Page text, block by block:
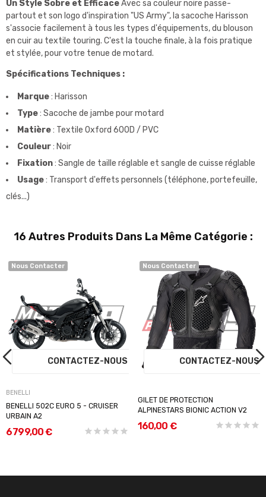
Un Style Sobre et EfficaceAvec sa couleur noire passe-
partout et son logo d'inspiration "US Army", la sacoche Harisson
s'associe facilement à tous les types d'équipements, du blouson
en cuir au textile touring. C'est la touche finale, à la fois pratique
et stylée, pour votre tenue de motard.
Spécifications Techniques :
Marque: Harisson
Type: Sacoche de jambe pour motard
Matière: Textile Oxford 600D / PVC
Couleur: Noir
Fixation: Sangle de taille réglable et sangle de cuisse réglable
Usage: Transport d'effets personnels (téléphone, portefeuille,
clés...)
16 Autres Produits Dans La Même Catégorie :
Nous Contacter
CONTACTEZ-NOUS
BENELLI
BENELLI 502C EURO 5 - CRUISER
URBAIN A2
6 799,00 €
Nous Contacter
CONTACTEZ-NOUS
GILET DE PROTECTION
ALPINESTARS BIONIC ACTION V2
160,00 €